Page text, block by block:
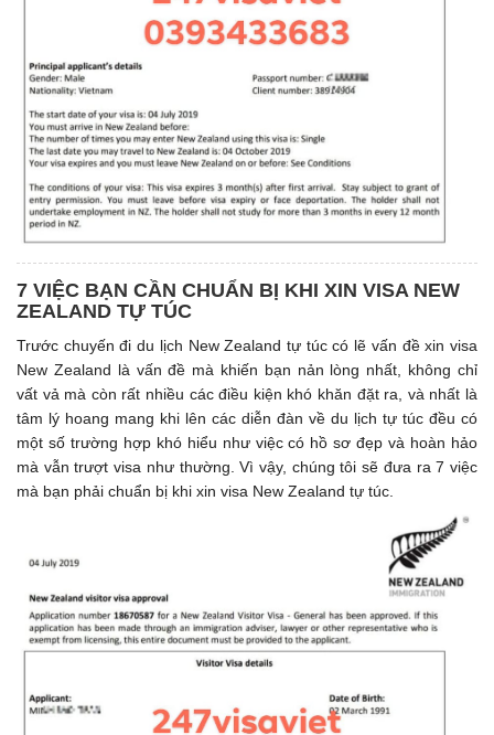
7 VIỆC BẠN CẦN CHUẨN BỊ KHI XIN VISA NEW
ZEALAND TỰ TÚC
Trước chuyến đi du lịch New Zealand tự túc có lẽ vấn đề xin visa
New Zealand là vấn đề mà khiến bạn nản lòng nhất, không chỉ
vất vả mà còn rất nhiều các điều kiện khó khăn đặt ra, và nhất là
tâm lý hoang mang khi lên các diễn đàn về du lịch tự túc đều có
một số trường hợp khó hiểu như việc có hồ sơ đẹp và hoàn hảo
mà vẫn trượt visa như thường. Vì vậy, chúng tôi sẽ đưa ra 7 việc
mà bạn phải chuẩn bị khi xin visa New Zealand tự túc.